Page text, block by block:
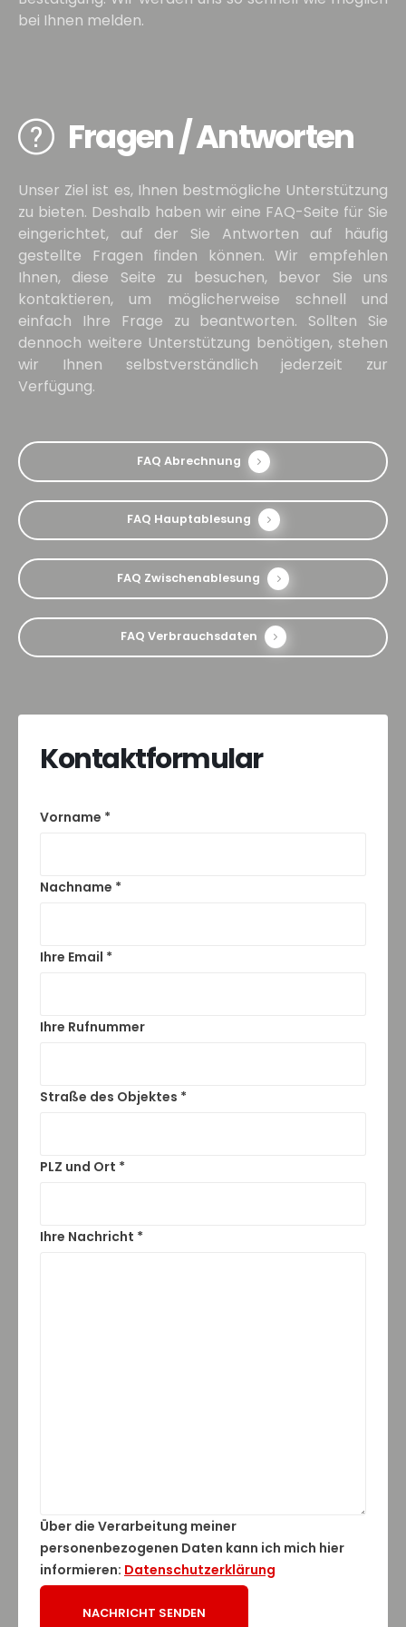
bei Ihnen melden.
Fragen / Antworten
Unser Ziel ist es, Ihnen bestmögliche Unterstützung
zu bieten. Deshalb haben wir eine FAQ-Seite für Sie
eingerichtet, auf der Sie Antworten auf häufig
gestellte Fragen finden können. Wir empfehlen
Ihnen, diese Seite zu besuchen, bevor Sie uns
kontaktieren, um möglicherweise schnell und
einfach Ihre Frage zu beantworten. Sollten Sie
dennoch weitere Unterstützung benötigen, stehen
wir Ihnen selbstverständlich jederzeit zur
Verfügung.
FAQ Abrechnung
FAQ Hauptablesung
FAQ Zwischenablesung
FAQ Verbrauchsdaten
Kontaktformular
Vorname *
Nachname *
Ihre Email *
Ihre Rufnummer
Straße des Objektes *
PLZ und Ort *
Ihre Nachricht *
Über die Verarbeitung meiner
personenbezogenen Daten kann ich mich hier
informieren: Datenschutzerklärung